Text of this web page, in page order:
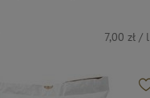
7,00 zł / l